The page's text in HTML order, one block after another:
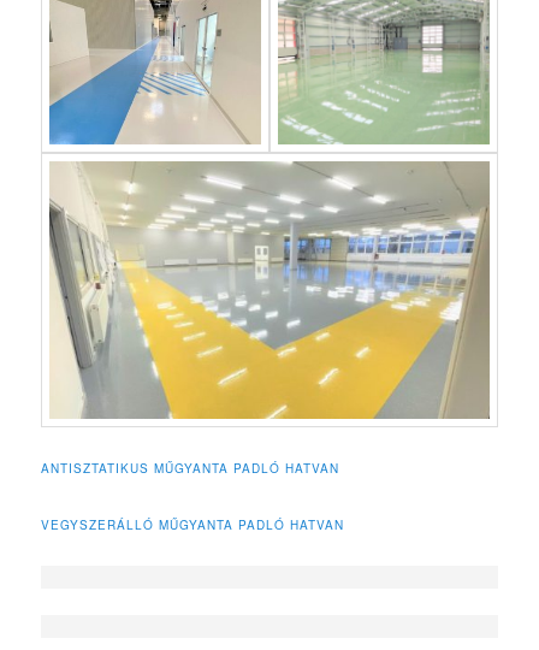
ANTISZTATIKUS MŰGYANTA PADLÓ HATVAN
VEGYSZERÁLLÓ MŰGYANTA PADLÓ HATVAN